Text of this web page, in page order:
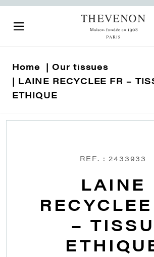
Home
Our tissues
LAINE RECYCLEE FR –
ETHIQUE
REF. : 2433933
LAINE
– TISSU